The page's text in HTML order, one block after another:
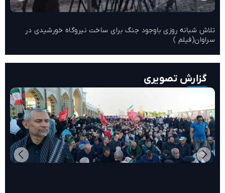
تلاش شبانه روزی باوجود جنگ برای ساخت نیروگاه خورشیدی در
سراوان(فیلم )
گزارش تصویری